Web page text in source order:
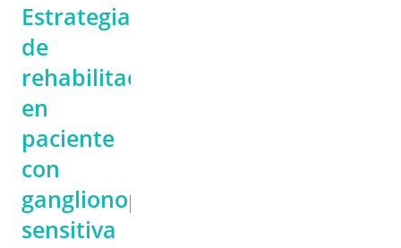
Estrategias
de
rehabilitación
en
paciente
con
ganglionopatía
sensitiva